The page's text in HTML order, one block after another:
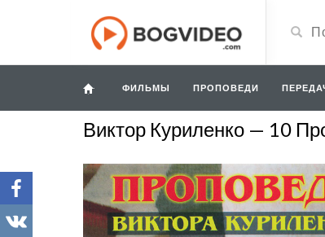
ФИЛЬМЫ ПРОПОВЕДИ
Виктор Куриленко — 10